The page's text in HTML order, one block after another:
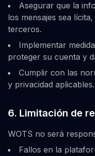
Asegurar que la
los mensajes sea
terceros.
Implementar
proteger su cuenta y
Cumplir con las
y privacidad aplicables.
6. Limitación de
WOTS no será
Fallos en la